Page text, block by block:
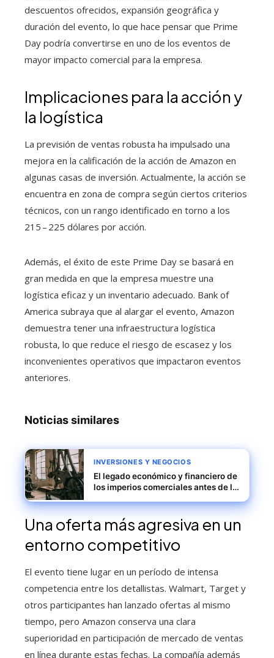
descuentos ofrecidos, expansión geográfica y
duración del evento, lo que hace pensar que Prime
Day podría convertirse en uno de los eventos de
mayor impacto comercial para la empresa.
Implicaciones para la acción y
la logística
La previsión de ventas robusta ha impulsado una
mejora en la calificación de la acción de Amazon en
algunas casas de inversión. Actualmente, la acción se
encuentra en zona de compra según ciertos criterios
técnicos, con un rango identificado en torno a los
215 – 225 dólares por acción.
Además, el éxito de este Prime Day se basará en
gran medida en que la empresa muestre una
logística eficaz y un inventario adecuado. Bank of
America subraya que al alargar el evento, Amazon
demuestra tener una infraestructura logística
robusta, lo que reduce el riesgo de escasez y los
inconvenientes operativos que impactaron eventos
anteriores.
Noticias similares
INVERSIONES Y NEGOCIOS
El legado económico y financiero de
los imperios comerciales antes de la
Una oferta más agresiva en un
entorno competitivo
El evento tiene lugar en un período de intensa
competencia entre los detallistas. Walmart, Target y
otros participantes han lanzado ofertas al mismo
tiempo, pero Amazon conserva una clara
superioridad en participación de mercado de ventas
en línea durante estas fechas. La compañía además